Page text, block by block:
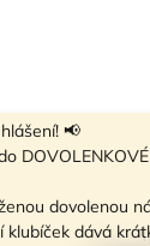
📢
dovolenou
dává